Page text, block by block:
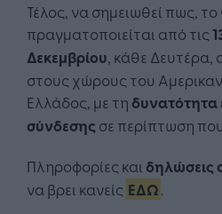
Τέλος, να σημειωθεί πως,
πραγματοποιείται από τις
Δεκεμβρίου, κάθε Δευτέρα,
στους χώρους του
Ελλάδος, με τη
σύνδεσης σε περίπτωση
Πληροφορίες και δηλώσεις
να βρει κανείς ΕΔΩ.